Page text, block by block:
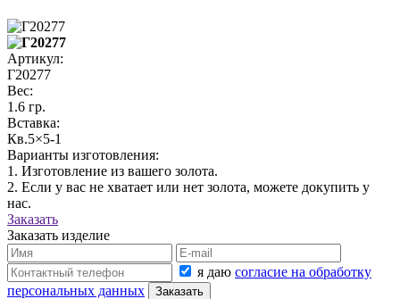
Артикул:
Г20277
Вес:
1.6 гр.
Вставка:
Кв.5×5-1
Варианты изготовления:
1. Изготовление из вашего золота.
2. Если у вас не хватает или нет золота, можете докупить у
нас.
Заказать
Заказать изделие
я даю согласие на обработку
персональных данных